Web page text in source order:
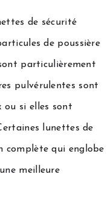
de sécurité
de poussière
particulièrement
pulvérulentes sont
ou si elles sont
lunettes de
complète qui englobe
meilleure